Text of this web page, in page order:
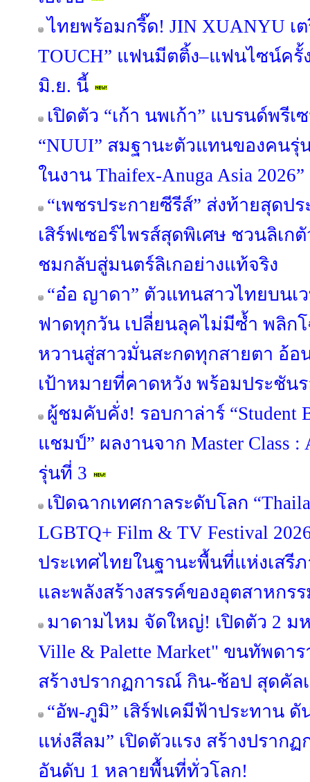
ไทยพร้อมกรี๊ด! JIN XUANYU เต
TOUCH” แฟนมีตติ้ง–แฟนไซน์ครั้
มิ.ย. นี้
เปิดตัว “เก้า นพเก้า” แบรนด์พรี
“NUUI” สมฐานะตัวแทนของคนรุ่
ในงาน Thaifex-Anuga Asia 2026”
“เพชรประกายซีรีส์” ส่งท้ายสุดป
เสิร์ฟเซอร์ไพรส์สุดพิเศษ ชวนลิเก
ชมกลับสู่มนตร์ลิเกอย่างแท้จริง
“อ๋อ ญาดา” ตัวแทนสาวไทยบนเ
ฟาดทุกวัน เปลี่ยนลุคไม่มีซ้ำ พลิก
หวานสู่สาวมั่นสะกดทุกสายตา อ้
เป้าหมายที่คาดหวัง พร้อมประชัน
ผู้ชมคับคั่ง! รอบกาล่าร์ “Student
แชมป์” ผลงานจาก Master Class :
รุ่นที่ 3
เปิดฉากเทศกาลระดับโลก
LGBTQ+ Film & TV Festival
ประเทศไทยในฐานะพื้นที่แห่งเสรี
และพลังสร้างสรรค์ของอุตสาหกร
มาดามไหม จัดใหญ่! เปิดตัว 2 มห
Ville & Palette Market" ขนทัพดา
สร้างปรากฏการณ์ กิน-ช้อป สุดคัล
“อัพ-ภูมิ” เสิร์ฟเคมีฟ้าประทาน ดั
แห่งสีลม” เปิดตัวแรง สร้างปราก
อันดับ 1 หลายพื้นที่ทั่วโลก!